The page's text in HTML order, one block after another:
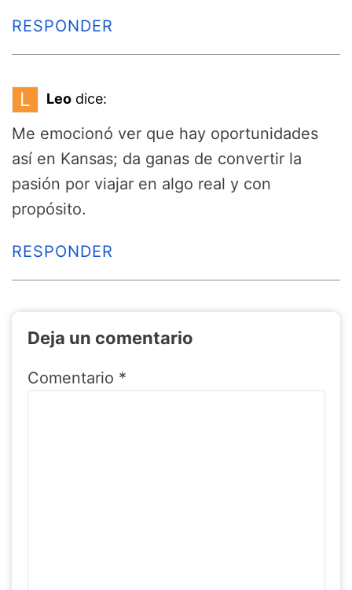
RESPONDER
L Leo dice:
Me emocionó ver que hay oportunidades
así en Kansas; da ganas de convertir la
pasión por viajar en algo real y con
propósito.
RESPONDER
Deja un comentario
Comentario *